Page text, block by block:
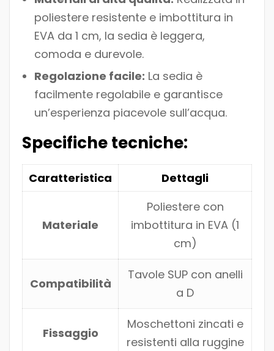
poliestere resistente e imbottitura in
EVA da 1 cm, la sedia è leggera,
comoda e durevole.
Regolazione facile: La sedia è
facilmente regolabile e garantisce
un’esperienza piacevole sull’acqua.
Specifiche tecniche:
Caratteristica Dettagli
Materiale
Poliestere con
imbottitura in EVA (1
cm)
Compatibilità
Tavole SUP con anelli
a D
Fissaggio
Moschettoni zincati e
resistenti alla ruggine